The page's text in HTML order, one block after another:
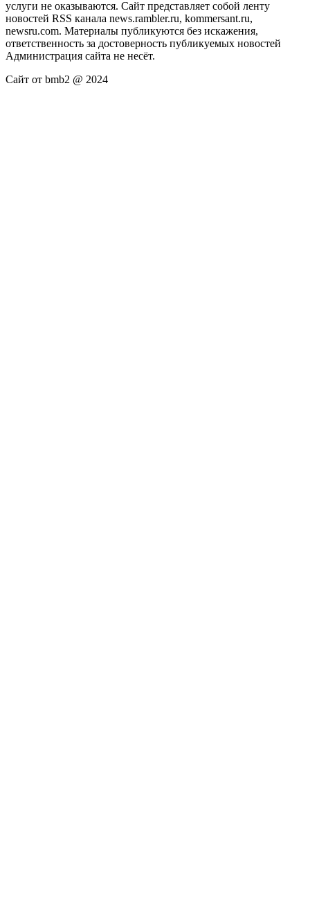
услуги не оказываются. Сайт представляет собой ленту
новостей RSS канала news.rambler.ru, kommersant.ru,
newsru.com. Материалы публикуются без искажения,
ответственность за достоверность публикуемых новостей
Администрация сайта не несёт.
Сайт от bmb2 @ 2024